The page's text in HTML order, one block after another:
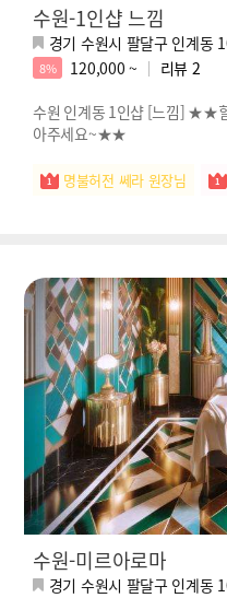
수원-1인샵 느낌
경기 수원시 팔달구 인계동
8% 120,000 ~ 리뷰 2
수원 인계동 1인샵 [느낌] ★★
아주세요~★★
명불허전 쎄라 원장님
수원-미르아로마
경기 수원시 팔달구 인계동